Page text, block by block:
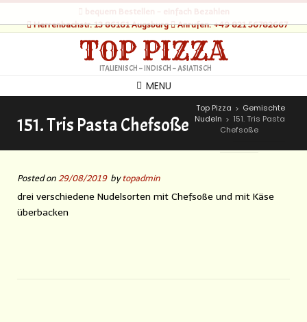
Herrenbachstr. 13 86161 Augsburg
Anrufen: +49 821 56782667
TOP PIZZA
ITALIENISCH – INDISCH – ASIATISCH
MENU
151. Tris Pasta Chefsoße
Top Pizza > Gemischte
Nudeln > 151. Tris Pasta
Chefsoße
Posted on 29/08/2019 by topadmin
drei verschiedene Nudelsorten mit Chefsoße und mit Käse
überbacken